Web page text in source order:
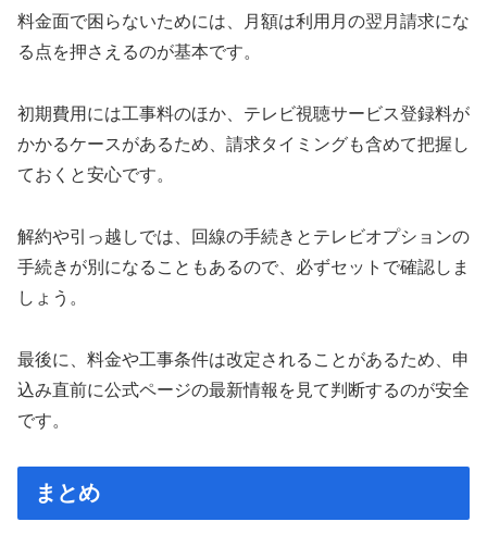
料金面で困らないためには、月額は利用月の翌月請求にな
る点を押さえるのが基本です。
初期費用には工事料のほか、テレビ視聴サービス登録料が
かかるケースがあるため、請求タイミングも含めて把握し
ておくと安心です。
解約や引っ越しでは、回線の手続きとテレビオプションの
手続きが別になることもあるので、必ずセットで確認しま
しょう。
最後に、料金や工事条件は改定されることがあるため、申
込み直前に公式ページの最新情報を見て判断するのが安全
です。
まとめ